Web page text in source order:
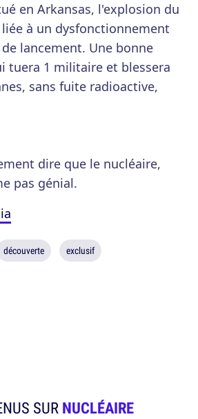
en Arkansas, l'explosion du
à un dysfonctionnement
lancement. Une bonne
tuera 1 militaire et blessera
sans fuite radioactive,
dire que le nucléaire,
pas génial.
découverte exclusif
SURNUCLÉAIRE